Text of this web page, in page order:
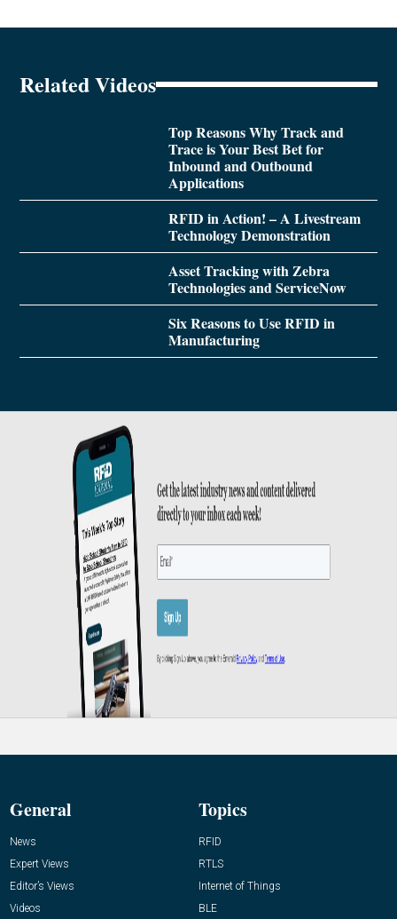
Related Videos
Top Reasons Why Track and
Trace is Your Best Bet for
Inbound and Outbound
Applications
RFID in Action! – A Livestream
Technology Demonstration
Asset Tracking with Zebra
Technologies and ServiceNow
Six Reasons to Use RFID in
Manufacturing
General
News
Expert Views
Editor’s Views
Videos
Topics
RFID
RTLS
Internet of Things
BLE